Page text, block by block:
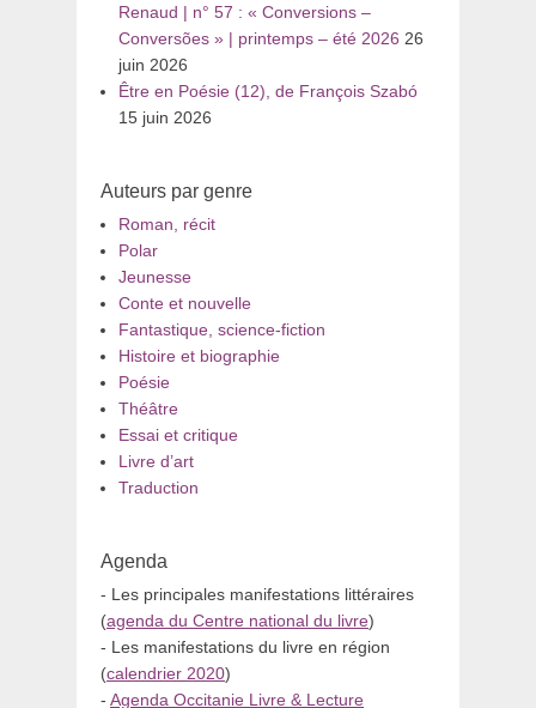
Renaud | n° 57 : « Conversions –
Conversões » | printemps – été 2026 26
juin 2026
Être en Poésie (12), de François Szabó
15 juin 2026
Auteurs par genre
Roman, récit
Polar
Jeunesse
Conte et nouvelle
Fantastique, science-fiction
Histoire et biographie
Poésie
Théâtre
Essai et critique
Livre d’art
Traduction
Agenda
- Les principales manifestations littéraires
(agenda du Centre national du livre)
- Les manifestations du livre en région
(calendrier 2020)
- Agenda Occitanie Livre & Lecture